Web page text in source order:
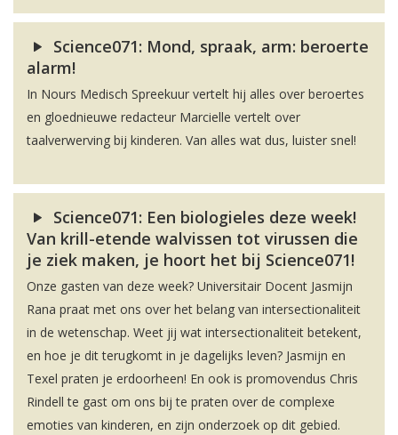
Science071: Mond, spraak, arm: beroerte
alarm!
In Nours Medisch Spreekuur vertelt hij alles over beroertes
en gloednieuwe redacteur Marcielle vertelt over
taalverwerving bij kinderen. Van alles wat dus, luister snel!
Science071: Een biologieles deze week!
Van krill-etende walvissen tot virussen die
je ziek maken, je hoort het bij Science071!
Onze gasten van deze week? Universitair Docent Jasmijn
Rana praat met ons over het belang van intersectionaliteit
in de wetenschap. Weet jij wat intersectionaliteit betekent,
en hoe je dit terugkomt in je dagelijks leven? Jasmijn en
Texel praten je erdoorheen! En ook is promovendus Chris
Rindell te gast om ons bij te praten over de complexe
emoties van kinderen, en zijn onderzoek op dit gebied.